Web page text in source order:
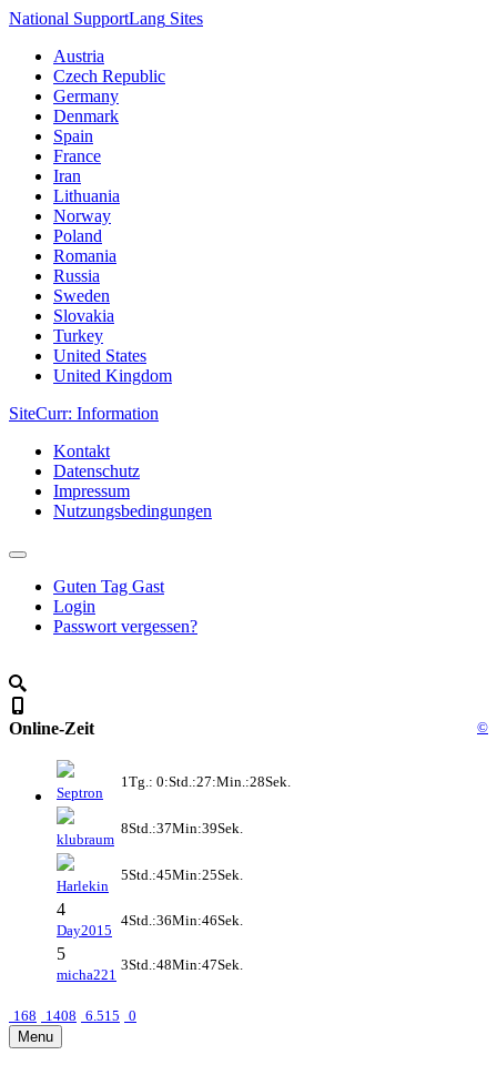
National SupportLang Sites
Austria
Czech Republic
Germany
Denmark
Spain
France
Iran
Lithuania
Norway
Poland
Romania
Russia
Sweden
Slovakia
Turkey
United States
United Kingdom
SiteCurr: Information
Kontakt
Datenschutz
Impressum
Nutzungsbedingungen
Guten Tag Gast
Login
Passwort vergessen?
Online-Zeit ©
Septron
1Tg.: 0:Std.:27:Min.:28Sek.
klubraum
8Std.:37Min:39Sek.
Harlekin
5Std.:45Min:25Sek.
4
Day2015
4Std.:36Min:46Sek.
5
micha221
3Std.:48Min:47Sek.
168 1408 6.515 0
Menu